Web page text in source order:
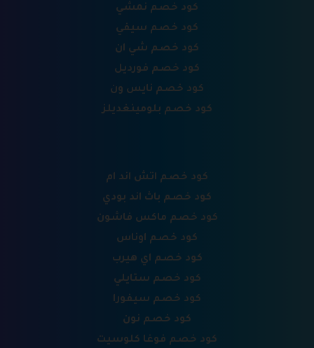
كود خصم نمشي
كود خصم سيفي
كود خصم شي ان
كود خصم فورديل
كود خصم نايس ون
كود خصم بلومينغديلز
كود خصم اتش اند ام
كود خصم باث اند بودي
كود خصم ماكس فاشون
كود خصم اوناس
كود خصم اي هيرب
كود خصم ستايلي
كود خصم سيفورا
كود خصم نون
كود خصم فوغا كلوسيت